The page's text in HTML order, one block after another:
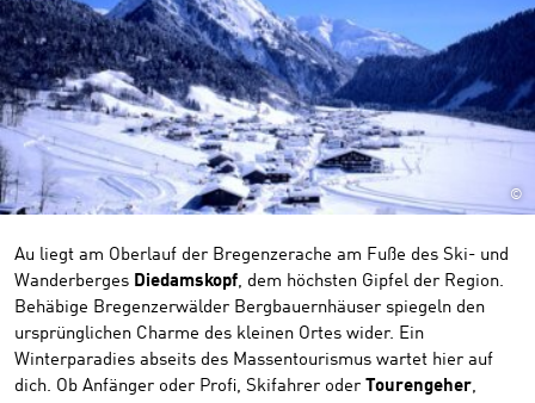
©
Au liegt am Oberlauf der Bregenzerache am Fuße des Ski- und
Wanderberges Diedamskopf, dem höchsten Gipfel der Region.
Behäbige Bregenzerwälder Bergbauernhäuser spiegeln den
ursprünglichen Charme des kleinen Ortes wider. Ein
Winterparadies abseits des Massentourismus wartet hier auf
dich. Ob Anfänger oder Profi, Skifahrer oder Tourengeher,